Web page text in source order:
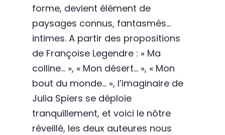
forme, devient élément de
paysages connus, fantasmés…
intimes. A partir des propositions
de Françoise Legendre : « Ma
colline… », « Mon désert… », « Mon
bout du monde… », l’imaginaire de
Julia Spiers se déploie
tranquillement, et voici le nôtre
réveillé, les deux auteures nous